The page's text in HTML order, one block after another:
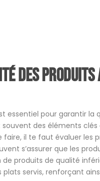
des produits
essentiel pour garantir la
des éléments
faire, il te faut évaluer
s’assurer que les
de produits de qualité
plats servis, renforçant